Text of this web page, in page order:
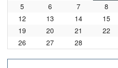
5
6 7 8
12
13 14 15
19
20 21 22
26
27 28